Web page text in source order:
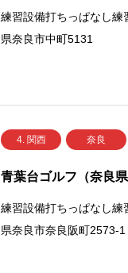
練習設備打ちっぱなし
県奈良市中町5131
4. 関西 奈良
青葉台ゴルフ（奈良
練習設備打ちっぱなし
県奈良市奈良阪町2573-1